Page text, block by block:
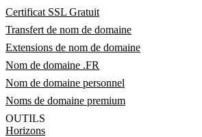
Certificat SSL Gratuit
Transfert de nom de domaine
Extensions de nom de domaine
Nom de domaine .FR
Nom de domaine personnel
Noms de domaine premium
OUTILS
Horizons